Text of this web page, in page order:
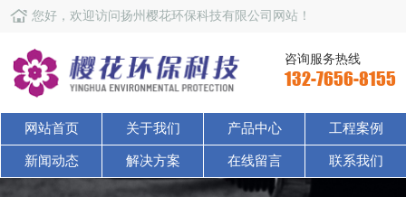
您好，欢迎访问扬州樱花环保科技有限公司网站！
咨询服务热线
132-7656-8155
网站首页 关于我们 产品中心 工程案例
新闻动态 解决方案 在线留言 联系我们